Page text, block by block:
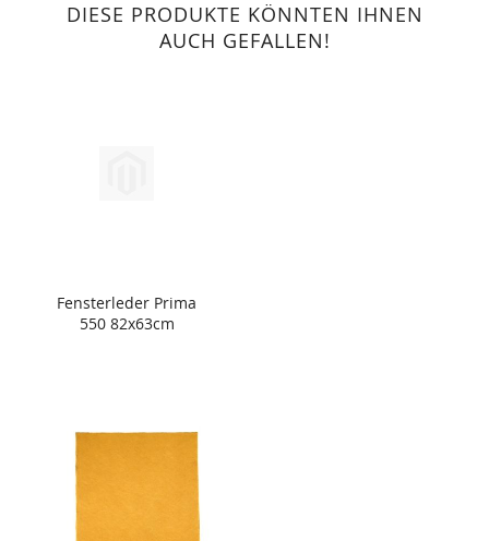
DIESE PRODUKTE KÖNNTEN IHNEN
AUCH GEFALLEN!
Fensterleder Prima
550 82x63cm